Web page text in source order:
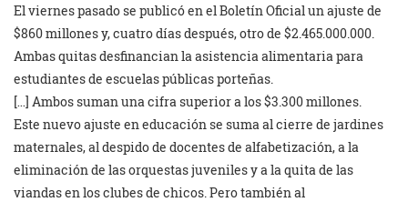
El viernes pasado se publicó en el Boletín Oficial un ajuste de
$860 millones y, cuatro días después, otro de $2.465.000.000.
Ambas quitas desfinancian la asistencia alimentaria para
estudiantes de escuelas públicas porteñas.
[…] Ambos suman una cifra superior a los $3.300 millones.
Este nuevo ajuste en educación se suma al cierre de jardines
maternales, al despido de docentes de alfabetización, a la
eliminación de las orquestas juveniles y a la quita de las
viandas en los clubes de chicos. Pero también al